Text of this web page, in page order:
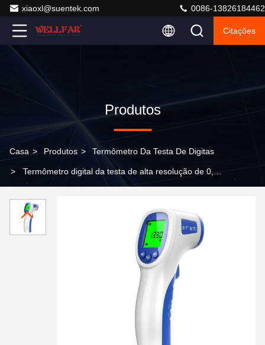
xiaoxl@suentek.com 0086-13826184462
Citações
Produtos
Casa > Produtos > Termômetro Da Testa De Digitas
> Termômetro digital da testa de alta resolução de 0,1